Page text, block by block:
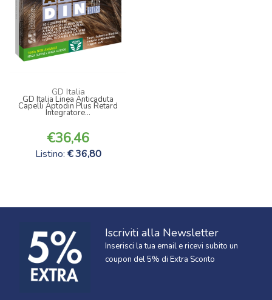
GD Italia
GD Italia Linea Anticaduta
Capelli Aptodin Plus Retard
Integratore...
36,46
Listino: 36,80
Iscriviti alla Newsletter
Inserisci la tua email e ricevi subito un
coupon del 5% di Extra Sconto